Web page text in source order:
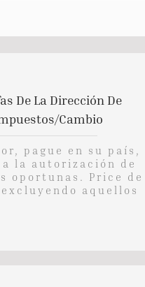
De La Dirección De
cambio
pague en su país,
a la autorización de
oportunas. Price de
aquellos